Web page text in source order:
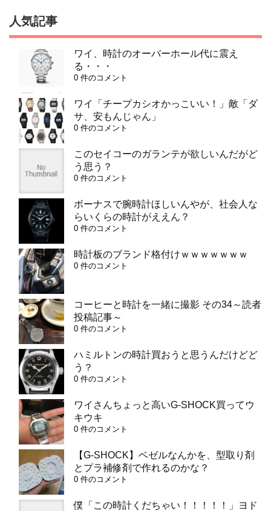
人気記事
ワイ、時計のオーバーホール代に震え
る・・・
0 件のコメント
ワイ「チープカシオかっこいい！」敵「ダ
サ、安もんじゃん」
0 件のコメント
このセイコーのガランテが欲しいんだがど
う思う？
0 件のコメント
ボーナスで腕時計ほしいんやが、社会人な
らいくらの時計がええん？
0 件のコメント
時計板のブランド格付けｗｗｗｗｗｗｗ
0 件のコメント
コーヒーと時計を一緒に撮影 その34～読者
投稿記事～
0 件のコメント
ハミルトンの時計買おうと思うんだけどど
う？
0 件のコメント
ワイさんちょっと高いG-SHOCK買ってウ
キウキ
0 件のコメント
【G-SHOCK】ベゼルなんかを、型取り剤
とプラ補修剤で作れるのかな？
0 件のコメント
僕「この時計くだちゃい！！！！！」ヨド